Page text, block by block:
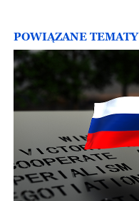
POWIĄZANE TEMATY